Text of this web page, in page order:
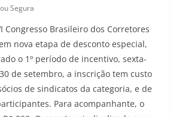
Segura
Congresso Brasileiro dos Corretores
nova etapa de desconto especial,
o 1º período de incentivo, sexta-
de setembro, a inscrição tem custo
de sindicatos da categoria, e de
Para acompanhante, o